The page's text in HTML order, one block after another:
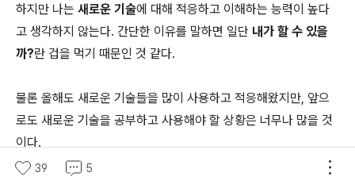
하지만 나는 새로운 기술에 대해 적응하고 이해하는 능력이 높다
고 생각하지 않는다. 간단한 이유를 말하면 일단 내가 할 수 있을
까?란 겁을 먹기 때문인 것 같다.
물론 올해도 새로운 기술들을 많이 사용하고 적응해왔지만, 앞으
로도 새로운 기술을 공부하고 사용해야 할 상황은 너무나 많을 것
이다.
39 5